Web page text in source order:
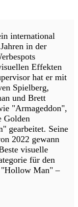
international
in der
Effekten
hat er mit
Spielberg,
und Brett
"Armageddon",
Golden
gearbeitet. Seine
2022 gewann
visuelle
für den
"Hollow Man" –